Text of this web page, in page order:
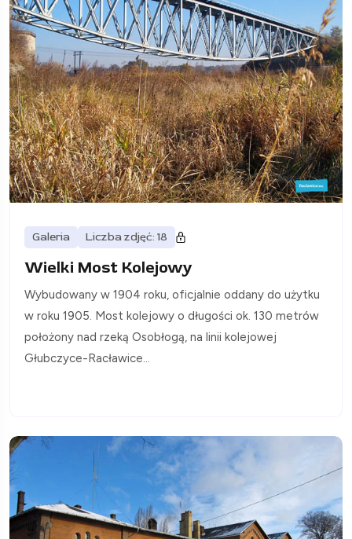
Galeria Liczba zdjęć: 18
Wielki Most Kolejowy
Wybudowany w 1904 roku, oficjalnie oddany do użytku
w roku 1905. Most kolejowy o długości ok. 130 metrów
położony nad rzeką Osobłogą, na linii kolejowej
Głubczyce-Racławice...